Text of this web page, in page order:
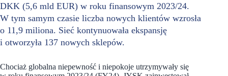
DKK (5,6 mld EUR) w roku finansowym 2023/24.
W tym samym czasie liczba nowych klientów wzrosła
o 11,9 miliona. Sieć kontynuowała ekspansję
i otworzyła 137 nowych sklepów.
Chociaż globalna niepewność i niepokoje utrzymywały się